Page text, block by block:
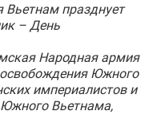
Вьетнам празднует
– День
Народная армия
Южного
империалистов и
Южного Вьетнама,